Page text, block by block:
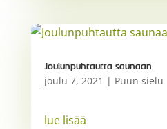
Joulunpuhtautta saunaan
joulu 7, 2021 | Puun sielu
lue lisää